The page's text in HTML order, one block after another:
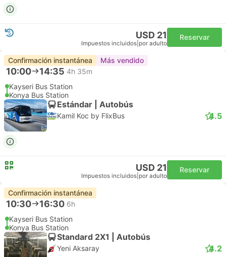
USD 21
Impuestos incluidos por adulto
Reservar
Confirmación instantánea Más vendido
10:00 14:35 4h 35m
Kayseri Bus Station
Konya Bus Station
Estándar | Autobús
Kamil Koc by FlixBus 4.5
USD 21
Impuestos incluidos por adulto
Reservar
Confirmación instantánea
10:30 16:30 6h
Kayseri Bus Station
Konya Bus Station
Standard 2X1 | Autobús
Yeni Aksaray 4.2